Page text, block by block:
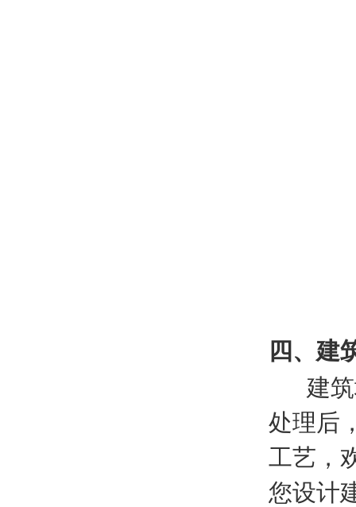
四、建
建筑
处理后
工艺，
您设计